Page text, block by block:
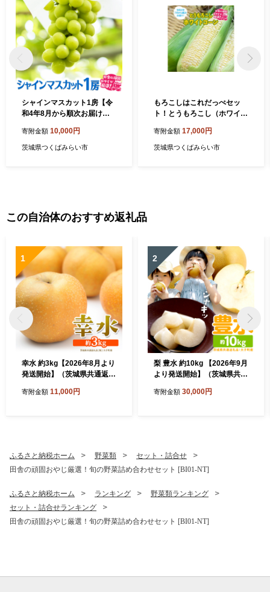
シャインマスカット1房【令
和4年8月から順次お届け】
茨城県 県産 つくばみらい市
人気 厳選 果物 くだもの 旬
寄附金額 10,000円
茨城県つくばみらい市
もろこしはこれだっぺセッ
ト！とうもろこし（ホワイト
から順次お届け】田舎の頑固
おやじが厳選！ [BI171-NT]
寄附金額 17,000円
茨城県つくばみらい市
この自治体のおすすめ返礼品
1
幸水 約3kg【2026年8月より
発送開始】（茨城県共通返礼
ギフト 贈り物 プレゼント フ
寄附金額 11,000円
2
梨 豊水 約10kg 【2026年9月
より発送開始】（茨城県共通
の頑固おやじが厳選！ 梨 豊
寄附金額 30,000円
ふるさと納税ホーム 野菜類
セット・詰合せ
田舎の頑固おやじ厳選！旬の野菜詰め合わせセット [BI01-NT]
ふるさと納税ホーム ランキング
野菜類ランキング
セット・詰合せランキング
田舎の頑固おやじ厳選！旬の野菜詰め合わせセット [BI01-NT]